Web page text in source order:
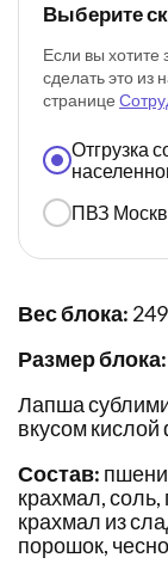
Выберите
Если вы хотите
сделать это
странице
Отгрузка
ПВЗ
Вес блока:
Размер блока:
Лапша
вкусом
Состав:
крахмал,
крахмал из
порошок,